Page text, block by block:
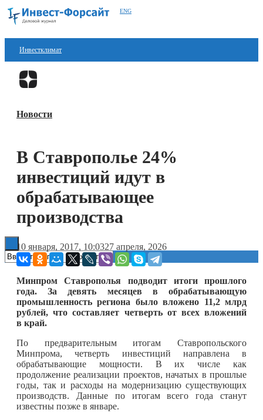
ENG
Инвестклимат
Финансы
Блокчейн
ESG
Книги
Новости
В Ставрополье 24%
инвестиций идут в
обрабатывающее
производства
10 января, 2017, 10:0327 апреля, 2026
Минпром Ставрополья подводит итоги прошлого
года. За девять месяцев в обрабатывающую
промышленность региона было вложено 11,2 млрд
рублей, что составляет четверть от всех вложений
в край.
По предварительным итогам Ставропольского
Минпрома, четверть инвестиций направлена в
обрабатывающие мощности. В их числе как
продолжение реализации проектов, начатых в прошлые
годы, так и расходы на модернизацию существующих
производств. Данные по итогам всего года станут
известны позже в январе.